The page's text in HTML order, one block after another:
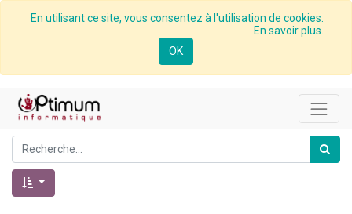
En utilisant ce site, vous consentez à l'utilisation de cookies.
En savoir plus.
OK